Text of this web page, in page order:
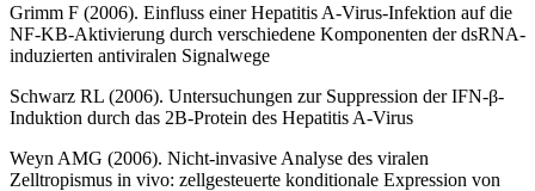
Grimm F (2006). Einfluss einer Hepatitis A-Virus-Infektion auf die
NF-KB-Aktivierung durch verschiedene Komponenten der dsRNA-
induzierten antiviralen Signalwege
Schwarz RL (2006). Untersuchungen zur Suppression der IFN-β-
Induktion durch das 2B-Protein des Hepatitis A-Virus
Weyn AMG (2006). Nicht-invasive Analyse des viralen
Zelltropismus in vivo: zellgesteuerte konditionale Expression von